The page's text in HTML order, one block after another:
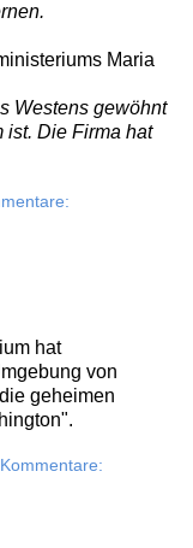
Maria
Westens gewöhnt
ist. Die Firma hat
hat
von
geheimen